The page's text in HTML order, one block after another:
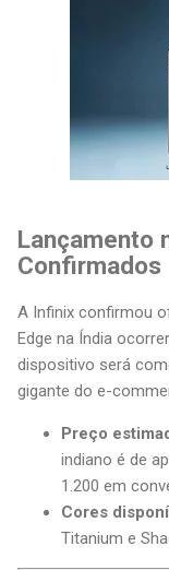
Lançamento
Confirmados
A Infinix confirmou
Edge na Índia
dispositivo será
gigante do e-
Preço
indiano é de
1.200 em
Cores
Titanium e